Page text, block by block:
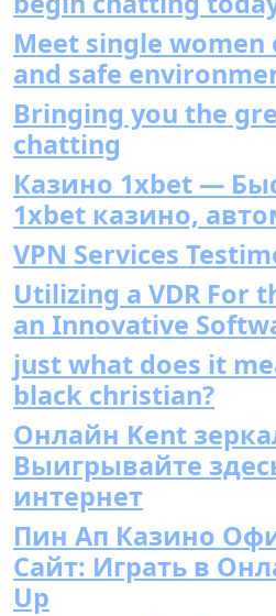
Meet single women
and safe
Bringing you the
chatting
Казино 1xbet —
1xbet казино,
VPN Services
Utilizing a VDR For
an Innovative
just what does it
black christian?
Онлайн Kent
Выигрывайте
интернет
Пин Ап Казино
Сайт: Играть в
Up